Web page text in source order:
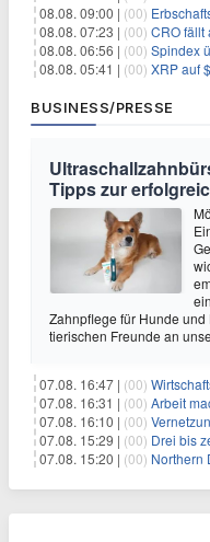
08.08. 09:00 | (00)
08.08. 07:23 | (00) CRO fällt auf 3-
08.08. 06:56 | (00) Spindex
08.08. 05:41 | (00) XRP auf
BUSINESS/PRESSE
Tipps zur
Zahnpflege für Hunde
tierischen Freunde an
07.08. 16:47 | (00)
07.08. 16:31 | (00) Arbeit
07.08. 16:10 | (00) Vernetzung
07.08. 15:29 | (00) Drei bis zehn
07.08. 15:20 | (00) Northern